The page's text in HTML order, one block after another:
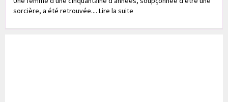
sorcière, a été retrouvée.... Lire la suite